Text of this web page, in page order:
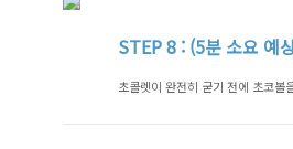
STEP8 : (5분 소요 예
초콜렛이 완전히 굳기 전에 초코